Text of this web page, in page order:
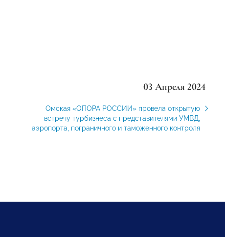
03 Апреля 2024
Омская «ОПОРА РОССИИ» провела открытую
встречу турбизнеса с представителями УМВД,
аэропорта, пограничного и таможенного контроля